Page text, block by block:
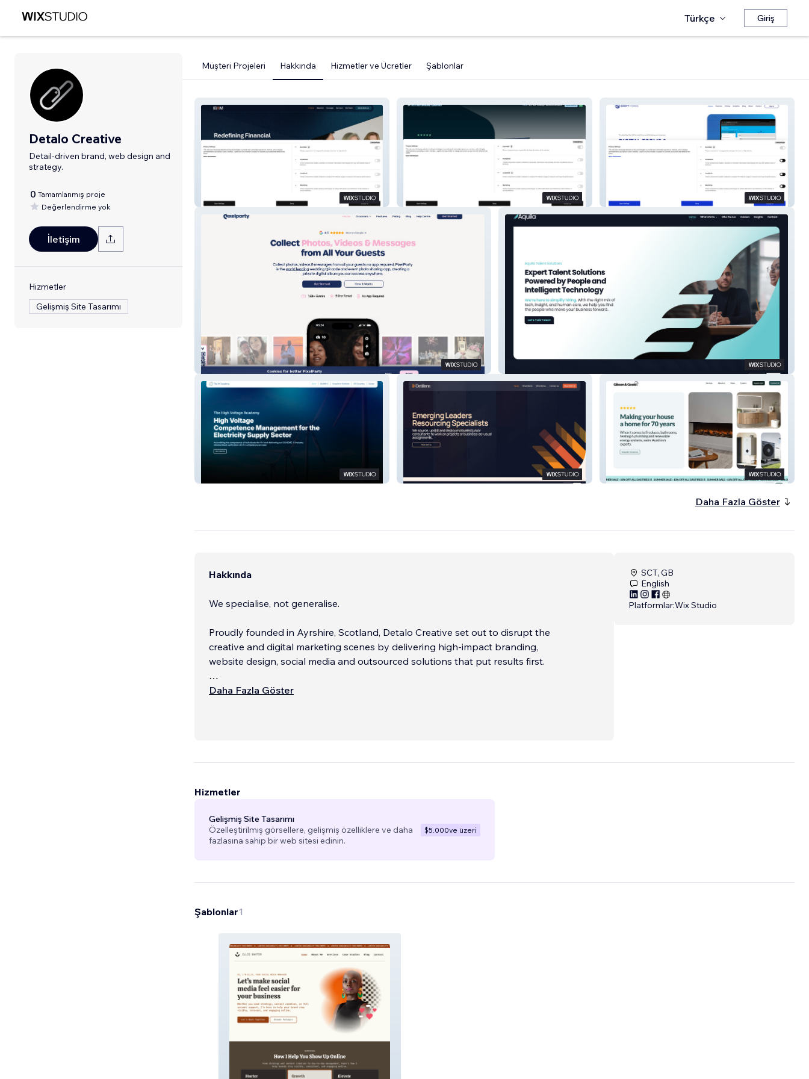
Türkçe Giriş
Detalo Creative
Detail-driven brand, web design and
strategy.
0 Tamamlanmış proje
Değerlendirme yok
İletişim
Hizmetler
Gelişmiş Site Tasarımı
Müşteri Projeleri Hakkında Hizmetler ve Ücretler Şablonlar
IBAM Ayr Motorhome Company SwiftForms
PixelParty
Detillens Gibson & Goold
Daha Fazla Göster
Hakkında
We specialise, not generalise.
Proudly founded in Ayrshire, Scotland, Detalo Creative set out to disrupt the
creative and digital marketing scenes by delivering high-impact branding,
website design, social media and outsourced solutions that put results first.
We believe powerful, professional, and precisely targeted creativity shouldn’t be
Daha Fazla Göster
SCT, GB
English
Platformlar:Wix Studio
Hizmetler
Gelişmiş Site Tasarımı
Özelleştirilmiş görsellere, gelişmiş özelliklere ve daha
fazlasına sahip bir web sitesi edinin.
$5.000ve üzeri
Şablonlar1